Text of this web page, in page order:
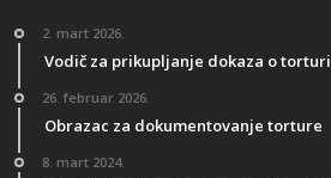
2. mart 2026.
Vodič za prikupljanje dokaza o torturi
26. februar 2026.
Obrazac za dokumentovanje torture
8. mart 2024.